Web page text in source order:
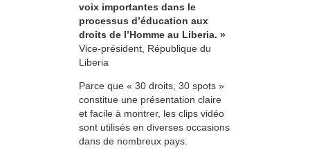
voix importantes dans le
processus d’éducation aux
droits de l’Homme au Liberia. »
Vice-président, République du
Liberia
Parce que « 30 droits, 30 spots »
constitue une présentation claire
et facile à montrer, les clips vidéo
sont utilisés en diverses occasions
dans de nombreux pays.